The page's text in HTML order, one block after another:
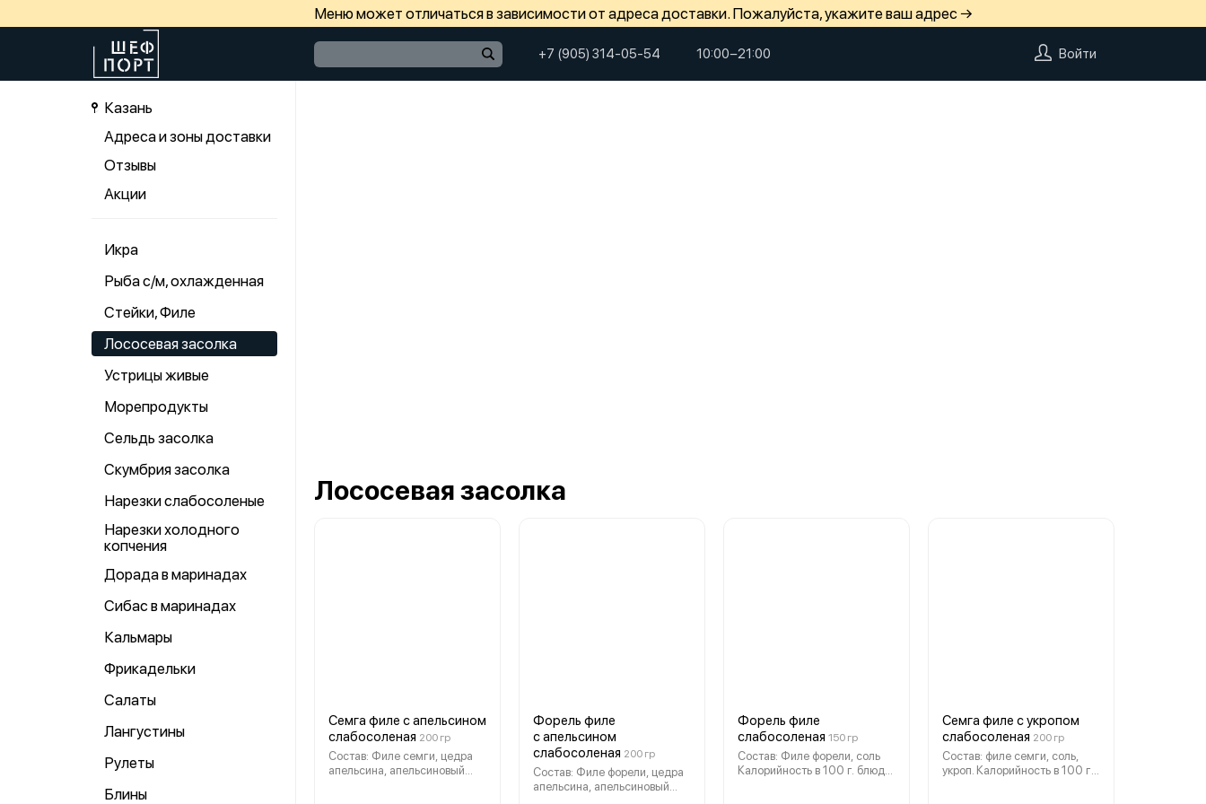
Меню может отличаться в зависимости от адреса доставки. Пожалуйста, укажите ваш адрес →
+7 (905) 314-05-54 10:00−21:00 Войти
Казань
Адреса и зоны доставки
Отзывы
Акции
Икра
Рыба с/м, охлажденная
Стейки, Филе
Лососевая засолка
Устрицы живые
Морепродукты
Сельдь засолка
Скумбрия засолка
Нарезки слабосоленые
Нарезки холодного
копчения
Дорада в маринадах
Сибас в маринадах
Кальмары
Фрикадельки
Салаты
Лангустины
Рулеты
Блины
Лососевая засолка
Семга филе с апельсином
слабосоленая 200 гр
Состав: Филе семги, цедра
апельсина, апельсиновый
Форель филе
с апельсином
слабосоленая 200 гр
Состав: Филе форели, цедра
апельсина, апельсиновый
Форель филе
слабосоленая 150 гр
Состав: Филе форели, соль
Калорийность в 100 г. блюда
Семга филе с укропом
слабосоленая 200 гр
Состав: филе семги, соль,
укроп. Калорийность в 100 г.